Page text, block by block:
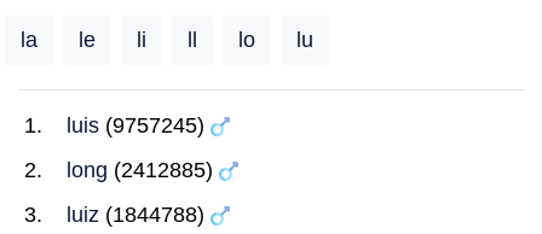
la le li lo lu
luis (9757245)
long (2412885)
luiz (1844788)